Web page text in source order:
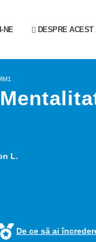
NE DESPRE ACEST
L.
De ce să ai